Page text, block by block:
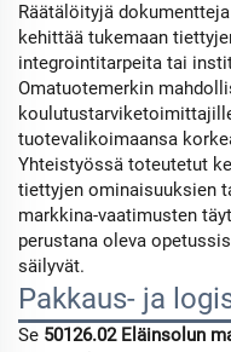
Räätälöityjä
kehittää tukemaan
integrointitarpeita tai
Omatuotemerkin
tuotevalikoimaansa
Yhteistyössä toteutetut
tiettyjen ominaisuuksien
markkina-vaatimusten
perustana oleva
säilyvät.
Pakkaus- ja
Se 50126.02 Eläinsolun